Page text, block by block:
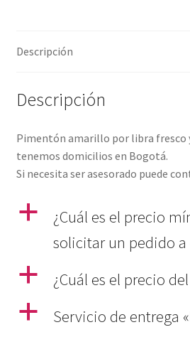
Descripción
Descripción
Pimentón amarillo por libra fresco
tenemos domicilios en Bogotá.
Si necesita ser asesorado puede
a
¿Cuál es el precio
solicitar un pedido
a
¿Cuál es el precio
a
Servicio de entrega